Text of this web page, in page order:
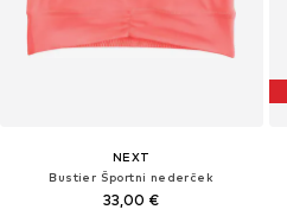
NEXT
Bustier Športni nederček
33,00 €